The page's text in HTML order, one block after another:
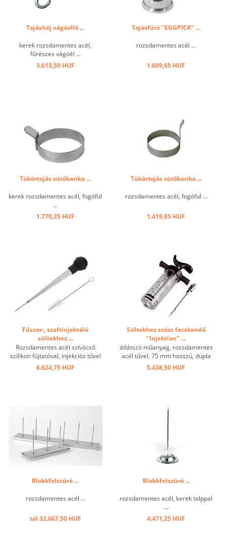
Tojáshéj vágóolló ...
kerek rozsdamentes acél,
fűrészes vágóél ...
3.613,50 HUF
Tojásfúró "EGGPICK" ...
rozsdamentes acél ...
1.609,65 HUF
Tükörtojás sütőkarika ...
kerek rozsdamentes acél, fogófül
...
1.770,25 HUF
Tükörtojás sütőkarika ...
rozsdamentes acél, fogófül ...
1.419,85 HUF
Fűszer-, szaftinjektáló
sültekhez ...
Rozsdamentes acél szívócső
szilikon fújtatóval, injekciós tűvel
és tisztítókefével a sült ételek
finomításához. Öntse le a sült
6.624,75 HUF
Sültekhez szósz fecskendő
"Injektion" ...
átlátszó műanyag, rozsdamentes
acél tűvel, 75 mm hosszú, dupla
aljzat ...
5.438,50 HUF
Blokkfelszúró ...
rozsdamentes acél ...
tól 32.667,50 HUF
Blokkfelszúró ...
rozsdamentes acél, kerek talppal
...
4.471,25 HUF